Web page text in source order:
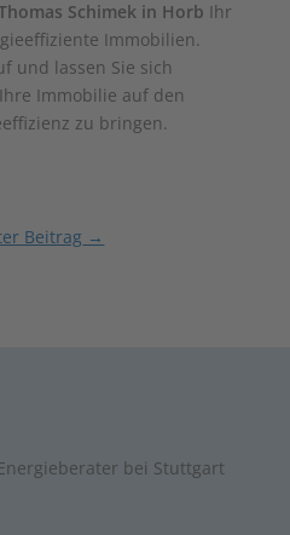
Schimek in Horb Ihr
Immobilien.
und lassen Sie sich
Immobilie auf den
zu bringen.
Beitrag →